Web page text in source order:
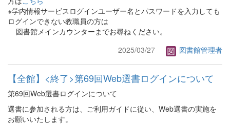
※学内情報サービスログインユーザー名とパスワードを入力しても
ログインできない教職員の方は
図書館メインカウンターまでお尋ねください。
2025/03/27
図書館管理者
【全館】<終了>第69回Web選書ログインについて
第69回Web選書ログインについて
選書に参加される方は、ご利用ガイドに従い、Web選書の実施を
お願いいたします。